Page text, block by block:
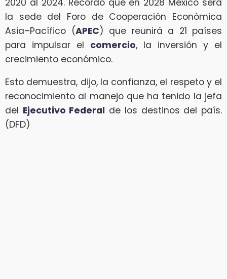
la sede del Foro de Cooperación Económica
Asia–Pacífico (APEC) que reunirá a 21 países
para impulsar el comercio, la inversión y el
crecimiento económico.
Esto demuestra, dijo, la confianza, el respeto y el
reconocimiento al manejo que ha tenido la jefa
del Ejecutivo Federal de los destinos del país.
(DFD)